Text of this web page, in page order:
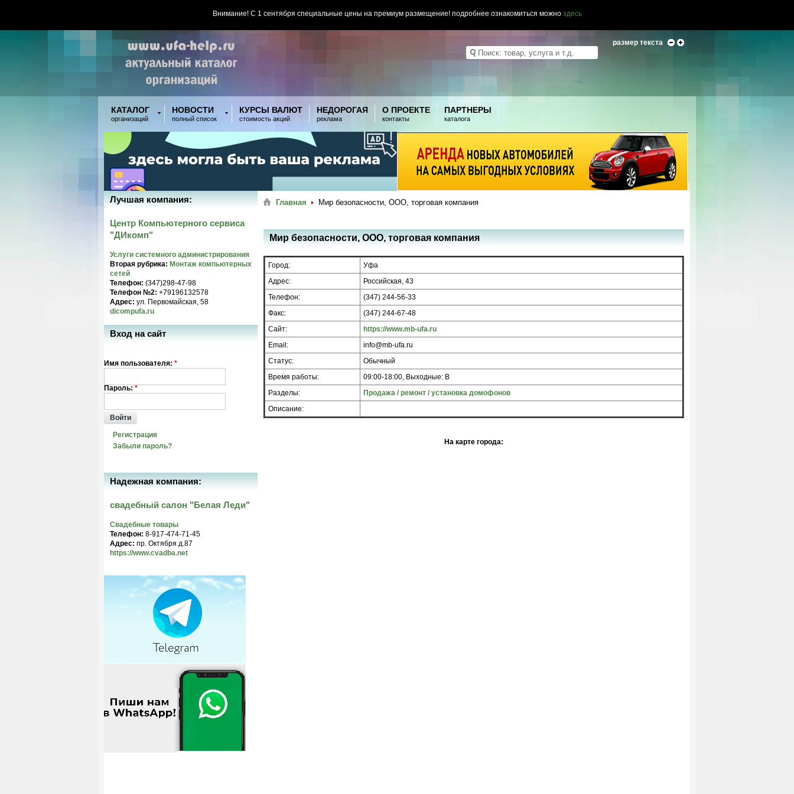
Внимание! С 1 сентября специальные цены на премиум размещение! подробнее ознакомиться можно здесь
размер текста
КАТАЛОГ
организаций
НОВОСТИ
полный список
КУРСЫ ВАЛЮТ
стоимость акций
НЕДОРОГАЯ
реклама
О ПРОЕКТЕ
контакты
ПАРТНЕРЫ
каталога
Главная Мир безопасности, ООО, торговая компания
Мир безопасности, ООО, торговая компания
Город:
Уфа
Адрес:
Российская, 43
Телефон:
(347) 244-56-33
Факс:
(347) 244-67-48
Сайт:
https://www.mb-ufa.ru
Email:
info@mb-ufa.ru
Статус:
Обычный
Время работы:
09:00-18:00, Выходные: В
Разделы:
Продажа / ремонт / установка домофонов
Описание:
На карте города:
Лучшая компания:
Центр Компьютерного сервиса
"ДИкомп"
Услуги системного администрирования
Вторая рубрика: Монтаж компьютерных
сетей
Телефон: (347)298-47-98
Телефон №2: +79196132578
Адрес: ул. Первомайская, 58
dicompufa.ru
Вход на сайт
Имя пользователя: *
Пароль: *
Войти
Регистрация
Забыли пароль?
Надежная компания:
свадебный салон "Белая Леди"
Свадебные товары
Телефон: 8-917-474-71-45
Адрес: пр. Октября д.87
https://www.cvadba.net